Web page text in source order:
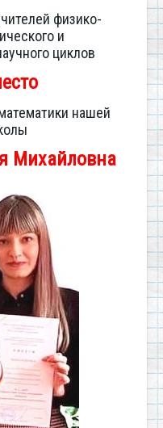
физико-
и
циклов
нашей
Михайловна